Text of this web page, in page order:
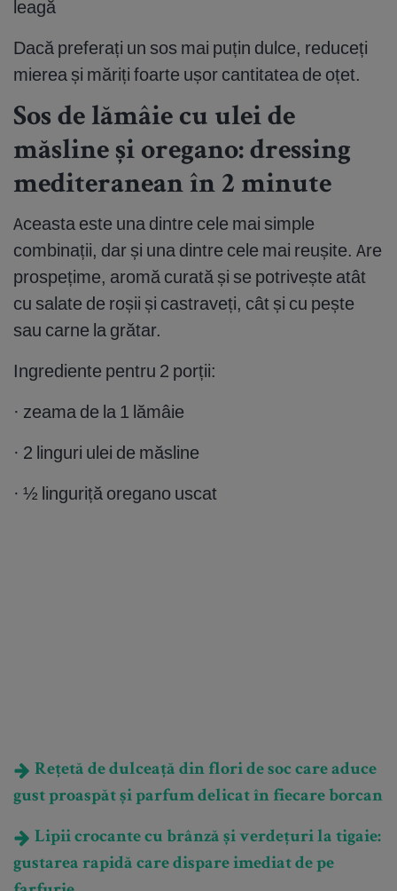
leagă
Dacă preferați un sos mai puțin dulce, reduceți
mierea și măriți foarte ușor cantitatea de oțet.
Sos de lămâie cu ulei de
măsline și oregano: dressing
mediteranean în 2 minute
Aceasta este una dintre cele mai simple
combinații, dar și una dintre cele mai reușite. Are
prospețime, aromă curată și se potrivește atât
cu salate de roșii și castraveți, cât și cu pește
sau carne la grătar.
Ingrediente pentru 2 porții:
· zeama de la 1 lămâie
· 2 linguri ulei de măsline
· ½ linguriță oregano uscat
Rețetă de dulceață din flori de soc care aduce
gust proaspăt și parfum delicat în fiecare borcan
Lipii crocante cu brânză și verdețuri la tigaie:
gustarea rapidă care dispare imediat de pe